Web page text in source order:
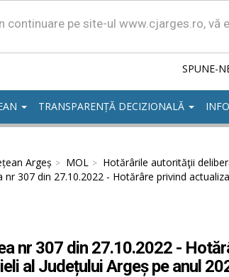
pe site-ul www.cjarges.ro, vă
SPUNE-
TRANSPARENȚĂ DECIZIONALĂ
Argeș MOL Hotărârile autorităţii
nr 307 din 27.10.2022 - Hotărâre privind
nr 307 din 27.10.2022 -
al Județului Argeș pe anul